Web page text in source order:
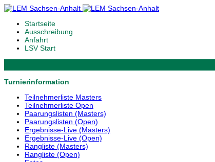
Startseite
Ausschreibung
Anfahrt
LSV Start
Turnierinformation
Teilnehmerliste Masters
Teilnehmerliste Open
Paarungslisten (Masters)
Paarungslisten (Open)
Ergebnisse-Live (Masters)
Ergebnisse-Live (Open)
Rangliste (Masters)
Rangliste (Open)